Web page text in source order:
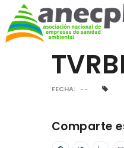
FECHA: --
Comparte